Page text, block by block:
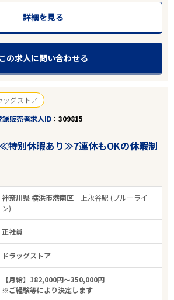
詳細を見る
この求人に問い合わせる
ッグストア
録販売者求人ID 309815
≪特別休暇あり≫7連休もOKの休暇制
神奈川県 横浜市港南区
上永谷駅 (ブルーライ
ン)
正社員
ドラッグストア
【月給】182,000円～350,000円
※ご経験等により決定します